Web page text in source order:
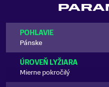
POHLAVIE
Pánske
ÚROVEŇ LYŽIARA
Mierne pokročilý